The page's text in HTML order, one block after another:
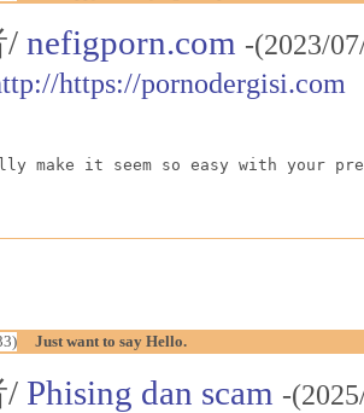
/ nefigporn.com -(2023/
https://pornodergisi.com
make it seem so easy with your
Just want to say Hello.
/ Phising dan scam -